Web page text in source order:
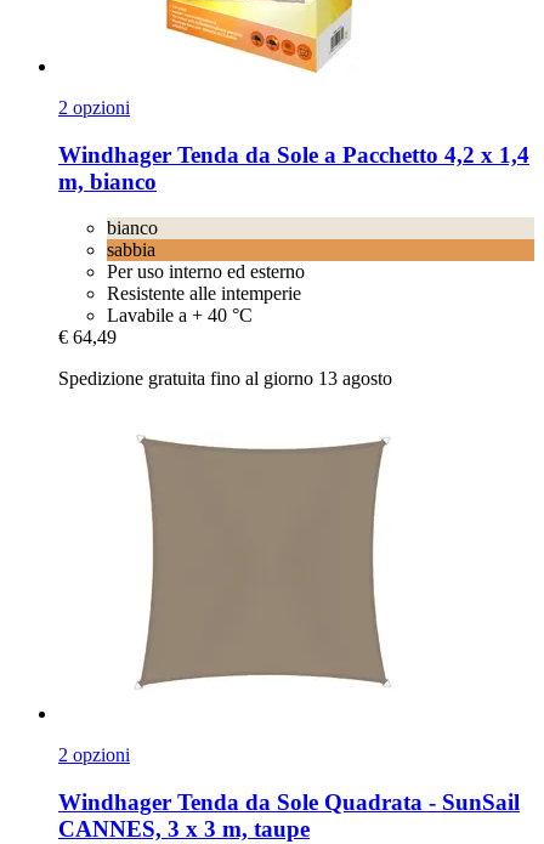
2 opzioni
Windhager Tenda da Sole a Pacchetto 4,2 x 1,4
m, bianco
bianco
sabbia
Per uso interno ed esterno
Resistente alle intemperie
Lavabile a + 40 °C
€ 64,49
Spedizione gratuita fino al giorno 13 agosto
2 opzioni
Windhager Tenda da Sole Quadrata -​ SunSail
CANNES, 3 x 3 m, taupe